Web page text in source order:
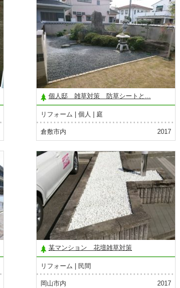
個人邸 雑草対策 防草シートと...
リフォーム 個人 庭
倉敷市内 2017
某マンション 花壇雑草対策
リフォーム 民間
岡山市内 2017